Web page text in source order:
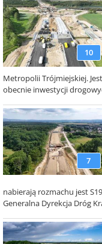
10
Metropolii Trójmiejskiej.
obecnie inwestycji
7
nabierają rozmachu jest
Generalna Dyrekcja Dróg